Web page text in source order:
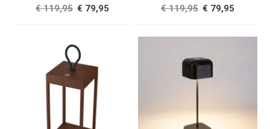
€ 79,95
€ 119,95 € 79,95
€ 119,95